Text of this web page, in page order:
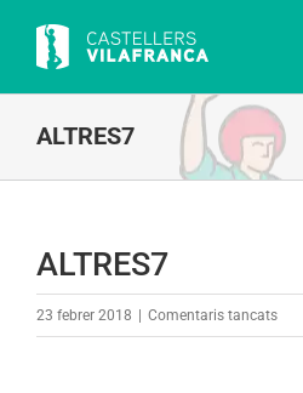
content
ALTRES7
ALTRES7
23 febrer 2018 Comentaris tancatsa